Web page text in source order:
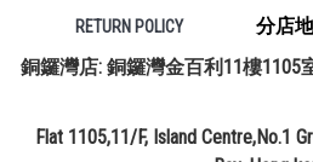
RETURN POLICY 分店
銅鑼灣店: 銅鑼灣金百利11樓
Flat 1105,11/F, Island Centre,No.1